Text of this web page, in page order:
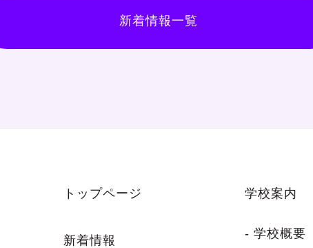
新着情報一覧
トップページ
新着情報
学校案内
- 学校概要